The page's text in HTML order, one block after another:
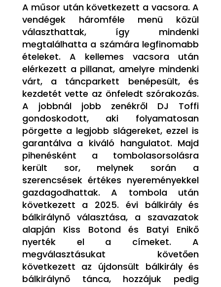
A műsor után következett a vacsora. A
vendégek háromféle menü közül
választhattak, így mindenki
megtalálhatta a számára legfinomabb
ételeket. A kellemes vacsora után
elérkezett a pillanat, amelyre mindenki
várt, a táncparkett benépesült, és
kezdetét vette az önfeledt szórakozás.
A jobbnál jobb zenékről DJ Toffi
gondoskodott, aki folyamatosan
pörgette a legjobb slágereket, ezzel is
garantálva a kiváló hangulatot. Majd
pihenésként a tombolasorsolásra
került sor, melynek során a
szerencsések értékes nyereményekkel
gazdagodhattak. A tombola után
következett a 2025. évi bálkirály és
bálkirálynő választása, a szavazatok
alapján Kiss Botond és Batyi Enikő
nyerték el a címeket. A
megválasztásukat követően
következett az újdonsült bálkirály és
bálkirálynő tánca, hozzájuk pedig